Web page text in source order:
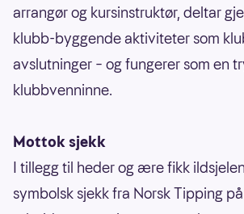
arrangør og kursinstruktør, deltar
klubb-byggende aktiviteter som
avslutninger – og fungerer som en
klubbvenninne.
Mottok sjekk
I tillegg til heder og ære fikk
symbolsk sjekk fra Norsk Tipping